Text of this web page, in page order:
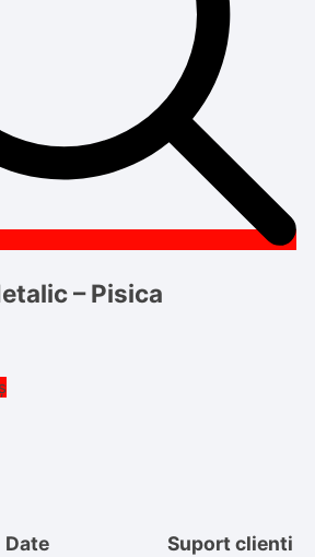
– Pisica
Date
Suport clienti